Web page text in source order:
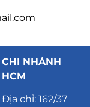
CHI NHÁNH
HCM
Địa chỉ: 162/37